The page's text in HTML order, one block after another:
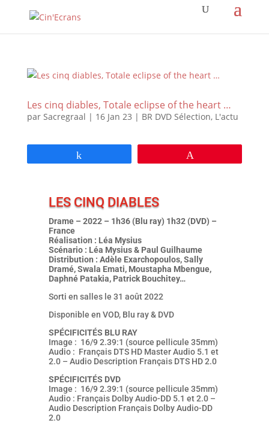
Les cinq diables, Totale eclipse of the heart …
par Sacregraal | 16 Jan 23 | BR DVD Sélection, L'actu
LES CINQ DIABLES
Drame – 2022 – 1h36 (Blu ray) 1h32 (DVD) –
France
Réalisation : Léa Mysius
Scénario : Léa Mysius & Paul Guilhaume
Distribution : Adèle Exarchopoulos, Sally
Dramé, Swala Emati, Moustapha Mbengue,
Daphné Patakia, Patrick Bouchitey…
Sorti en salles le 31 août 2022
Disponible en VOD, Blu ray & DVD
SPÉCIFICITÉS BLU RAY
Image : 16/9 2.39:1 (source pellicule 35mm)
Audio : Français DTS HD Master Audio 5.1 et
2.0 – Audio Description Français DTS HD 2.0
SPÉCIFICITÉS DVD
Image : 16/9 2.39:1 (source pellicule 35mm)
Audio : Français Dolby Audio-DD 5.1 et 2.0 –
Audio Description Français Dolby Audio-DD
2.0